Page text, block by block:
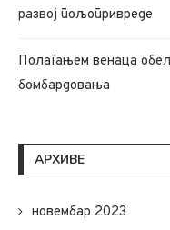
развој пољопривреде
Полагањем венаца
бомбардовања
АРХИВЕ
новембар 2023